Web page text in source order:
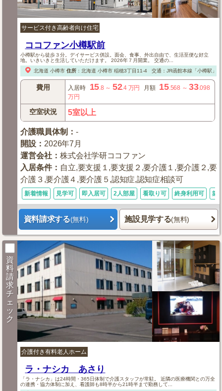
サービス付き高齢者向け住宅
ココファン小樽駅前
小樽駅から徒歩３分。デイサービス併設。面会、食事、外出自由で、生活至便な好立
地。いきいきと生活していただけます。 2026年７月開業。 交通の...
北海道 小樽市 住所： 北海道 小樽市稲穂3丁目11-4 交通：JR函館本線「小樽駅」
費用 入居時 15.8 ～ 52.4 万円 月額 15.568 ～33.098
万円
空室状況 5室以上
介護職員体制 ：-
開設 ： 2026年7月
運営会社 ：株式会社学研ココファン
入居条件： 自立,要支援１,要支援２,要介護１,要介護２,要
介護３,要介護４,要介護５,認知症,認知症相談可
新着情報 見学可 即入居可 2人部屋 看取り可 終身利用可 築
資料請求する(無料) 施設見学する(無料)
資
料
請
求
チ
ェ
ッ
ク
介護付き有料老人ホーム
ラ・ナシカ あさり
「ラ・ナシカ」は24時間・365日体制で介護スタッフが常駐。 近隣の医療機関との万全
の連携・協力体制に加え、看護師も8時半から21時半まで勤務して...